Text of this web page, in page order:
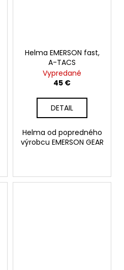
Helma EMERSON fast,
A-TACS
Vypredané
45 €
DETAIL
Helma od popredného
výrobcu EMERSON GEAR